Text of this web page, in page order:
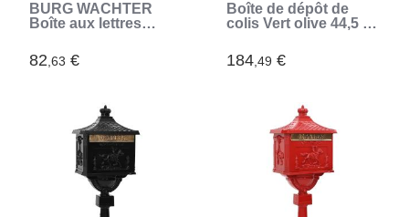
BURG WACHTER
Boîte aux lettres
galvanisé - 2 portes -
Noir
82,63 €
Boîte de dépôt de
colis Vert olive 44,5 x
(Vert)
184,49 €